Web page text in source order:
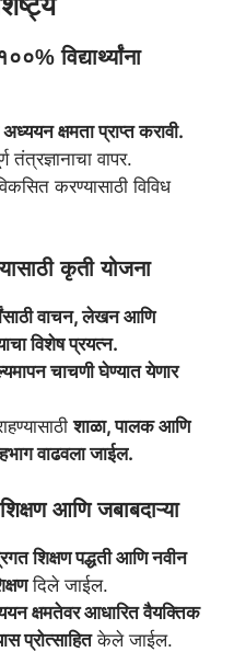
विद्यार्थ्यांना
अध्ययन क्षमता प्राप्त करावी.
तंत्रज्ञानाचा वापर.
करण्यासाठी विविध
कृती योजना
वाचन, लेखन आणि
विशेष प्रयत्न.
चाचणी घेण्यात येणार
शाळा, पालक आणि
वाढवला जाईल.
आणि जबाबदाऱ्या
शिक्षण पद्धती आणि नवीन
दिले जाईल.
क्षमतेवर आधारित वैयक्तिक
प्रोत्साहितकेले जाईल.